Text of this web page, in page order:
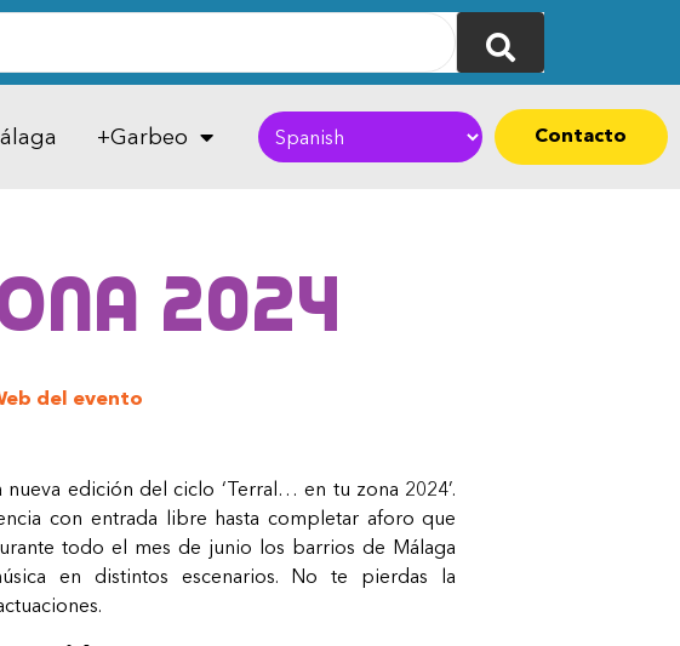
+Garbeo Contacto
2024
del evento
nueva edición del ciclo ‘Terral… en tu zona 2024’.
con entrada libre hasta completar aforo que
todo el mes de junio los barrios de Málaga
en distintos escenarios. No te pierdas la